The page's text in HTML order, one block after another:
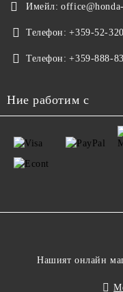
Имейл:
Телефон: +359-52-
Телефон: +359-888-
Ние работим с
Нашият онлайн